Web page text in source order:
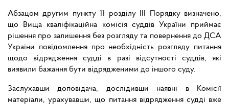
Абзацом другим пункту 11 розділу ІІІ Порядку визначено,
що Вища кваліфікаційна комісія суддів України приймає
рішення про залишення без розгляду та повернення до ДСА
України повідомлення про необхідність розгляду питання
щодо відрядження судді в разі відсутності суддів, які
виявили бажання бути відрядженими до іншого суду.
Заслухавши доповідача, дослідивши наявні в Комісії
матеріали, урахувавши, що питання відрядження судді вже